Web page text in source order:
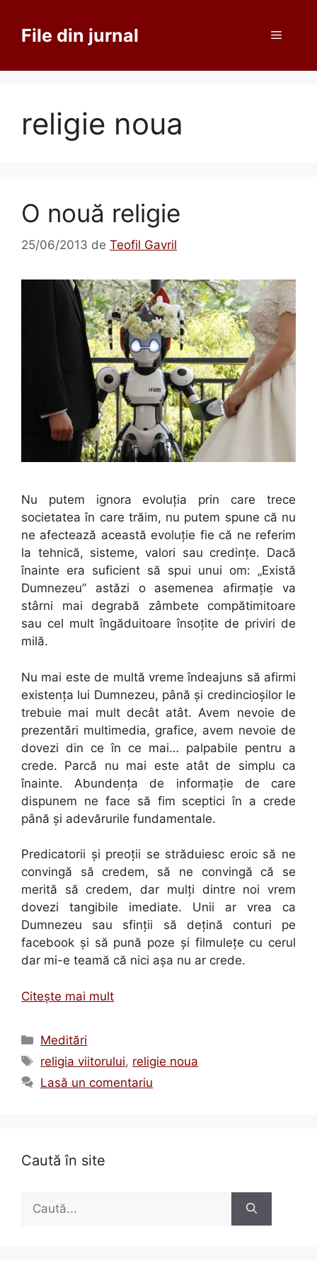
conținutFile din jurnal Meniu
religie noua
O nouă religie
25/06/2013 de Teofil Gavril
Nu putem ignora evoluţia prin care trece
societatea în care trăim, nu putem spune că nu
ne afectează această evoluţie fie că ne referim
la tehnică, sisteme, valori sau credinţe. Dacă
înainte era suficient să spui unui om: „Există
Dumnezeu” astăzi o asemenea afirmaţie va
stârni mai degrabă zâmbete compătimitoare
sau cel mult îngăduitoare însoţite de priviri de
milă.
Nu mai este de multă vreme îndeajuns să afirmi
existenţa lui Dumnezeu, până şi credincioşilor le
trebuie mai mult decât atât. Avem nevoie de
prezentări multimedia, grafice, avem nevoie de
dovezi din ce în ce mai… palpabile pentru a
crede. Parcă nu mai este atât de simplu ca
înainte. Abundenţa de informaţie de care
dispunem ne face să fim sceptici în a crede
până şi adevărurile fundamentale.
Predicatorii şi preoţii se străduiesc eroic să ne
convingă să credem, să ne convingă că se
merită să credem, dar mulţi dintre noi vrem
dovezi tangibile imediate. Unii ar vrea ca
Dumnezeu sau sfinţii să deţină conturi pe
facebook şi să pună poze şi filmuleţe cu cerul
dar mi-e teamă că nici aşa nu ar crede.
Citește mai mult
Categorii
Meditări
Etichete
religia viitorului, religie noua
Lasă un comentariu
Caută în site
după: